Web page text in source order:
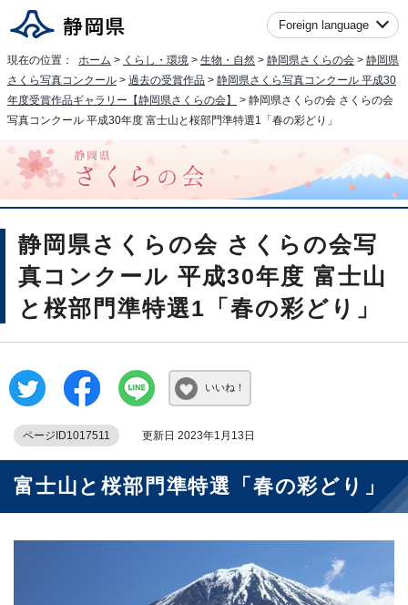
Foreign language
現在の位置： ホーム > くらし・環境 > 生物・自然 > 静岡県さくらの会 > 静岡県
さくら写真コンクール > 過去の受賞作品 > 静岡県さくら写真コンクール 平成30
年度受賞作品ギャラリー【静岡県さくらの会】
> 静岡県さくらの会 さくらの会
写真コンクール 平成30年度 富士山と桜部門準特選1「春の彩どり」
静岡県さくらの会 さくらの会写
真コンクール 平成30年度 富士山
と桜部門準特選1「春の彩どり」
いいね！
ページID1017511 更新日 2023年1月13日
富士山と桜部門準特選「春の彩どり」